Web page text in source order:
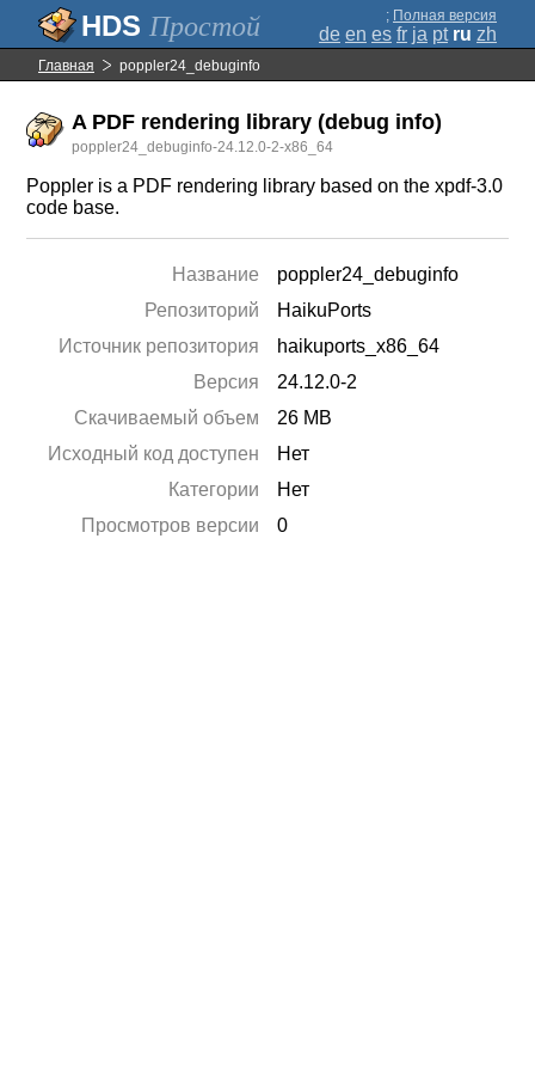
Простой ; Полная версия
de en es fr ja pt ru zh
Главная poppler24_debuginfo
A PDF rendering library (debug info)
poppler24_debuginfo-24.12.0-2-x86_64
Poppler is a PDF rendering library based on the xpdf-3.0
code base.
Название
poppler24_debuginfo
Репозиторий
HaikuPorts
Источник репозитория
haikuports_x86_64
Версия
24.12.0-2
Скачиваемый объем
26 MB
Исходный код доступен
Нет
Категории
Нет
Просмотров версии
0